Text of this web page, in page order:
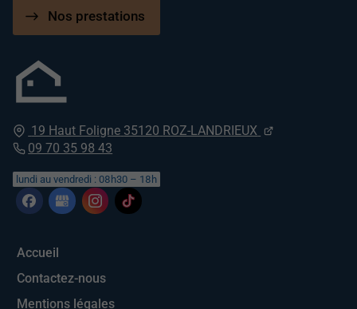
19 Haut Foligne 35120 ROZ-LANDRIEUX
09 70 35 98 43
lundi au vendredi : 08h30 – 18h
Accueil
Contactez-nous
Mentions légales
Nos prestations